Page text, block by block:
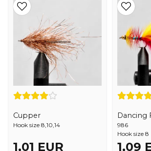
Cupper
Hook size 8,10,14
1,01 EUR
Dancing
986
Hook size 8
1,09